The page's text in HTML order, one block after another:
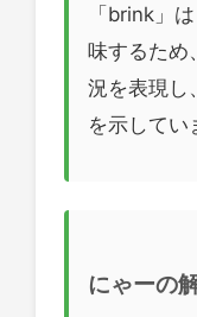
「brink」
味するため
況を表現
を示してい
にゃーの